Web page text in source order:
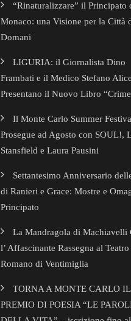
“Rinaturalizzare” il Principato
Monaco: una Visione per la Città
Domani
LIGURIA: il Giornalista Dino
Frambati e il Medico Stefano Alice
Presentano il Nuovo Libro
Il Monte Carlo Summer
Prosegue ad Agosto con SOUL!,
Stansfield e Laura Pausini
Settantesimo Anniversario
di Ranieri e Grace: Mostre e
Principato
La Mandragola di Machiavelli
l’ Affascinante Rassegna al Teatro
Romano di Ventimiglia
TORNA A MONTE CARLO IL
PREMIO DI POESIA “LE